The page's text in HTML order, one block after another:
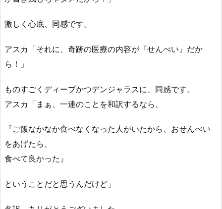
激しく心底、同感です。
アスカ「それに、奇跡の医療の内容が『せんべい』だか
ら！」
ものすごくディープかつデンジャラスに、同感です。
アスカ「まぁ、一連のことを和訳するなら、
『ご飯なかなか食べなくなった人がいたから、おせんべい
をあげたら、
食べて良かった』
ということだと思うんだけど」